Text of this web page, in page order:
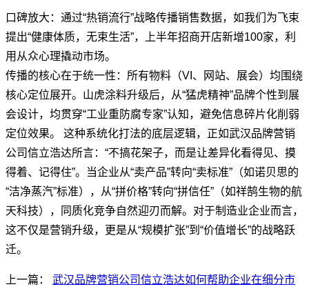
口碑放大：通过“热销流行”战略传播销售数据，如我们为飞束
提出“健康体质，无束生活”，上半年招商开店新增100家，利
用从众心理撬动市场。
传播的核心在于统一性：所有物料（VI、网站、展会）均围绕
核心定位展开。山虎涂料升级后，从“猛虎精神”品牌个性到展
会设计，均贯穿“工业重防腐专家”认知，避免信息碎片化削弱
定位效果。 这种系统化打法的底层逻辑，正如武汉品牌营销
公司信立浩达所言：“不搞花架子，而是让差异化看得见、摸
得着、记得住”。当企业从“卖产品”转向“卖标准”（如诺贝思的
“洁净蒸汽”标准），从“拼价格”转向“拼信任”（如祥鹄生物的航
天科技），同质化竞争自然迎刃而解。对于制造业企业而言，
这不仅是营销升级，更是从“规模扩张”到“价值增长”的战略跃
迁。
上一篇： 武汉品牌营销公司信立浩达如何帮助企业在细分市